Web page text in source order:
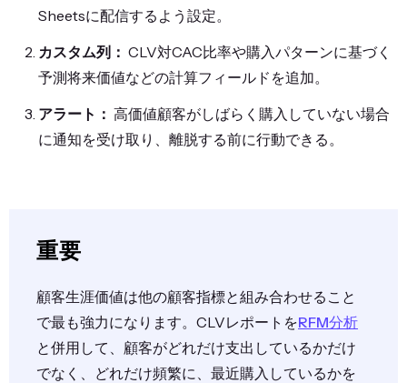
Sheetsに配信するよう設定。
カスタム列： CLV対CAC比率や購入パターンに基づく
予測将来価値などの計算フィールドを追加。
アラート： 高価値顧客がしばらく購入していない場合
に通知を受け取り、離脱する前に行動できる。
重要
顧客生涯価値は他の顧客指標と組み合わせること
で最も強力になります。CLVレポートをRFM分析
と併用して、顧客がどれだけ支出しているかだけ
でなく、どれだけ頻繁に、最近購入しているかを